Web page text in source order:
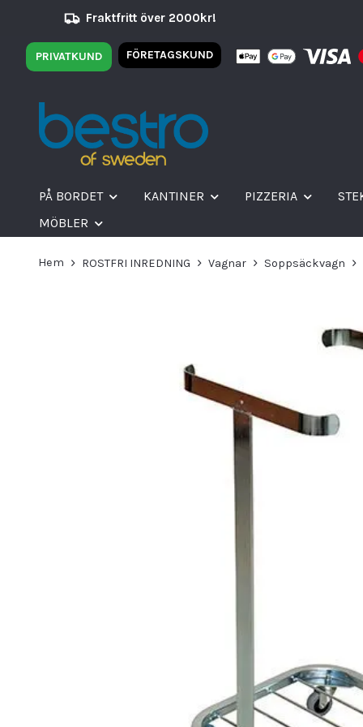
Fraktfritt över 2000kr!
PRIVATKUND FÖRETAGSKUND
PÅ BORDET KANTINER PIZZERIA
MÖBLER
Hem ROSTFRI INREDNING Vagnar Soppsäckvagn